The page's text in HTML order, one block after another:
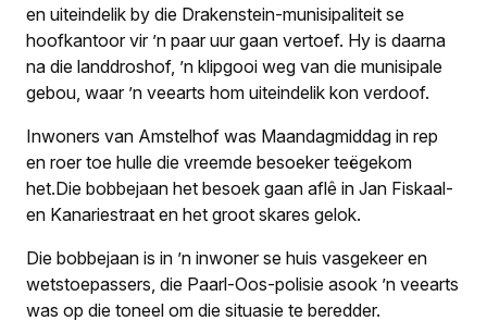
en uiteindelik by die Drakenstein-munisipaliteit se
hoofkantoor vir ’n paar uur gaan vertoef. Hy is daarna
na die landdroshof, ’n klipgooi weg van die munisipale
gebou, waar ’n veearts hom uiteindelik kon verdoof.
Inwoners van Amstelhof was Maandagmiddag in rep
en roer toe hulle die vreemde besoeker teëgekom
het.Die bobbejaan het besoek gaan aflê in Jan Fiskaal-
en Kanariestraat en het groot skares gelok.
Die bobbejaan is in ’n inwoner se huis vasgekeer en
wetstoepassers, die Paarl-Oos-polisie asook ’n veearts
was op die toneel om die situasie te beredder.